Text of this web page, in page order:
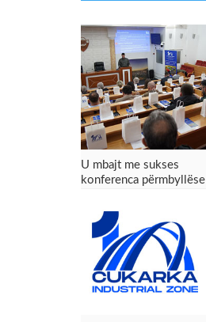
U mbajt me sukses
konferenca përmbyllëse
Industriale “Çukarka” –
Presheva fiton mundësi
të reja zhvillimi